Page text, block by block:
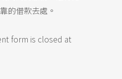
的借款去處。
form is closed at